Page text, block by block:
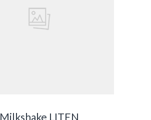
Milkshake LITEN